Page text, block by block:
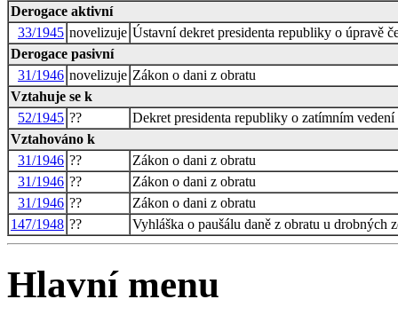
Derogace aktivní
33/1945 novelizuje Ústavní dekret presidenta republiky o úpravě
Derogace pasivní
31/1946 novelizuje Zákon o dani z obratu
Vztahuje se k
52/1945 ??
Dekret presidenta republiky o zatímním vedení
Vztahováno k
31/1946 ??
Zákon o dani z obratu
31/1946 ??
Zákon o dani z obratu
31/1946 ??
Zákon o dani z obratu
147/1948 ?? Vyhláška o paušálu daně z obratu u drobných
Hlavní menu